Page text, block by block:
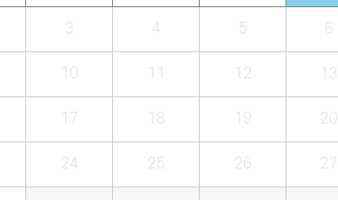
3 4 5 6
10 11 12 13
17 18 19 20
24 25 26 27